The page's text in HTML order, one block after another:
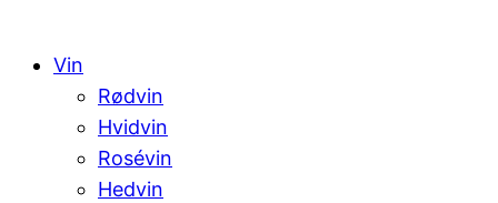
Vin
Rødvin
Hvidvin
Rosévin
Hedvin